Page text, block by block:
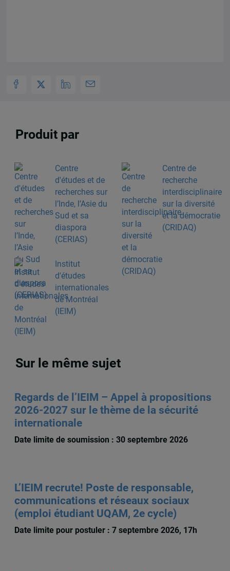
Produit par
Centre
d'études et de
recherches sur
l’Inde, l’Asie du
Sud et sa
diaspora
(CERIAS)
Centre de
recherche
interdisciplinaire
sur la diversité
et la démocratie
(CRIDAQ)
Institut
d'études
internationales
de Montréal
(IEIM)
Sur le même sujet
Regards de l’IEIM – Appel à propositions
2026-2027 sur le thème de la sécurité
internationale
Date limite de soumission : 30 septembre 2026
L’IEIM recrute! Poste de responsable,
communications et réseaux sociaux
(emploi étudiant UQAM, 2e cycle)
Date limite pour postuler : 7 septembre 2026, 17h